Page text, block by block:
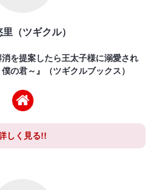
（ツギクル）
を提案したら王太子様に溺愛され
の君～』（ツギクルブックス）
しく見る!!